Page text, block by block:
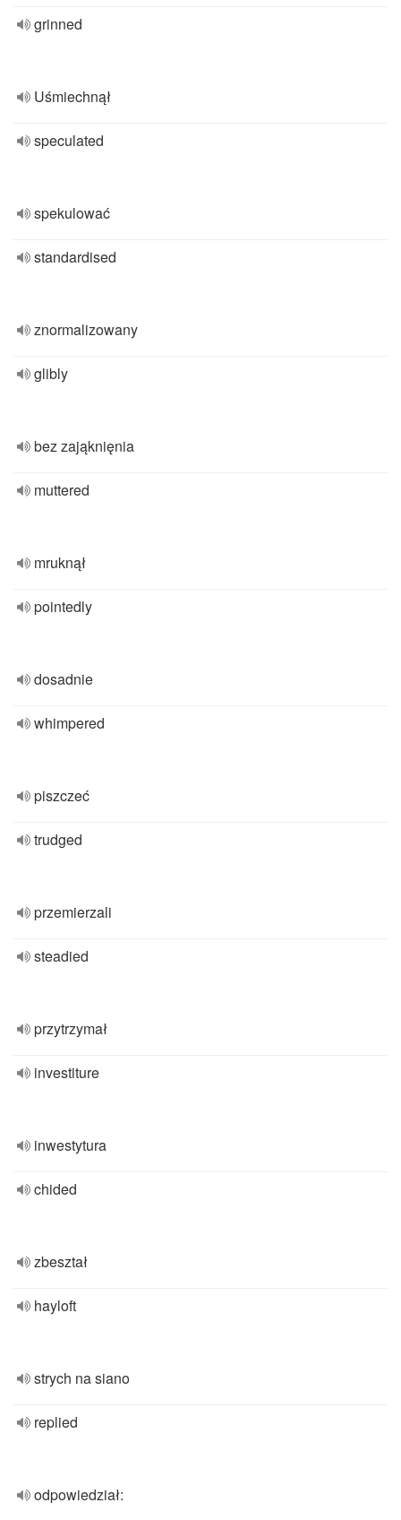
grinned
Uśmiechnął
speculated
spekulować
standardised
znormalizowany
glibly
bez zająknięnia
muttered
mruknął
pointedly
dosadnie
whimpered
piszczeć
trudged
przemierzali
steadied
przytrzymał
investiture
inwestytura
chided
zbeształ
hayloft
strych na siano
replied
odpowiedział: